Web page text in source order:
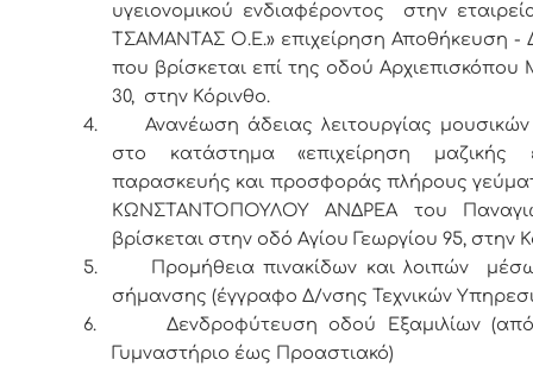
υγειονομικού ενδιαφέροντος στην
ΤΣΑΜΑΝΤΑΣ Ο.Ε.» επιχείρηση Αποθήκευση -
που βρίσκεται επί της οδού Αρχιεπισκόπου
30, στην Κόρινθο.
4.
Ανανέωση άδειας λειτουργίας
στο κατάστημα «επιχείρηση μαζικής
παρασκευής και προσφοράς πλήρους
ΚΩΝΣΤΑΝΤΟΠΟΥΛΟΥ ΑΝΔΡΕΑ του
βρίσκεται στην οδό Αγίου Γεωργίου 95, στην
5.
Προμήθεια πινακίδων και λοιπών
σήμανσης (έγγραφο Δ/νσης Τεχνικών
6.
Δενδροφύτευση οδού Εξαμιλίων
Γυμναστήριο έως Προαστιακό)